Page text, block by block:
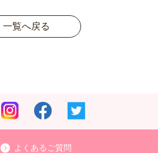
一覧へ戻る
よくあるご質問